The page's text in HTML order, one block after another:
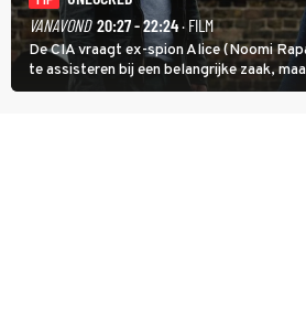
VANAVOND 20:27 - 22:24· FILM
De CIA vraagt ex-spion Alice (Noomi
te assisteren bij een belangrijke zaak,
degene die haar aanstelde kwade